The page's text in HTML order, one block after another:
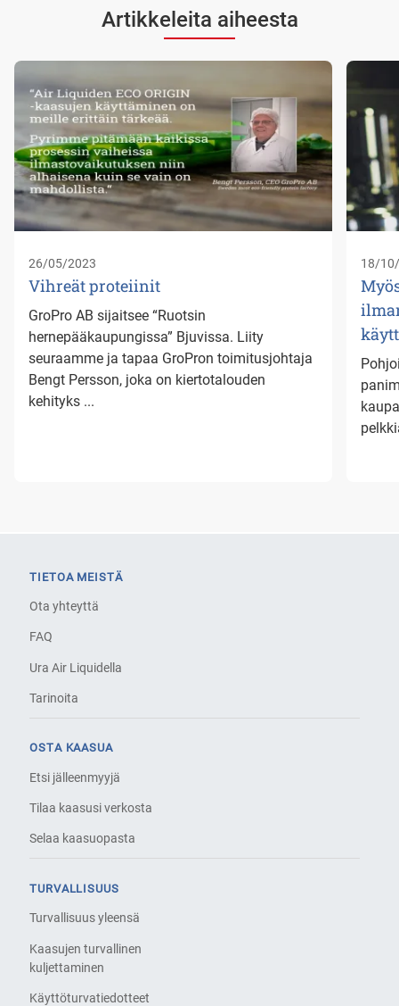
Artikkeleita aiheesta
26/05/2023
Vihreät proteiinit
GroPro AB sijaitsee “Ruotsin
hernepääkaupungissa” Bjuvissa. Liity
seuraamme ja tapaa GroPron toimitusjohtaja
Bengt Persson, joka on kiertotalouden
kehityks ...
18/
TIETOA MEISTÄ
Ota yhteyttä
FAQ
Ura Air Liquidella
Tarinoita
OSTA KAASUA
Etsi jälleenmyyjä
Tilaa kaasusi verkosta
Selaa kaasuopasta
TURVALLISUUS
Turvallisuus yleensä
Kaasujen turvallinen
kuljettaminen
Käyttöturvatiedotteet